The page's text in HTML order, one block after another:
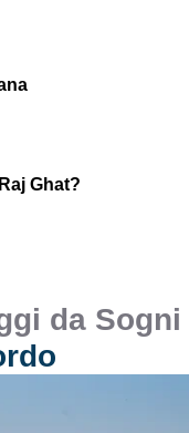
Raj Ghat?
da Sogni